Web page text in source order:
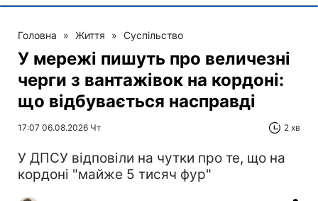
Головна » Життя » Суспільство
У мережі пишуть про величезні
черги з вантажівок на кордоні:
що відбувається насправді
17:07 06.08.2026 Чт 2 хв
У ДПСУ відповіли на чутки про те, що на
кордоні "майже 5 тисяч фур"